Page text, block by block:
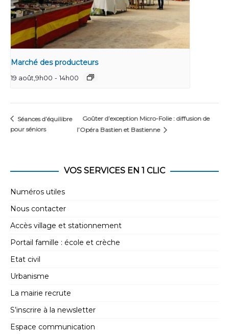
Marché des producteurs
19 août,9h00 - 14h00
Séances d’équilibre
pour séniors
Goûter d’exception Micro-Folie : diffusion de
l’Opéra Bastien et Bastienne
VOS SERVICES EN 1 CLIC
Numéros utiles
Nous contacter
Accès village et stationnement
Portail famille : école et crèche
Etat civil
Urbanisme
La mairie recrute
S’inscrire à la newsletter
Espace communication